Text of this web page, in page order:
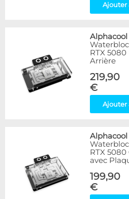
Ajouter
Alphacool
RTX
Arrière
219,90
€
Ajouter
Alphacool
RTX
avec
199,90
€